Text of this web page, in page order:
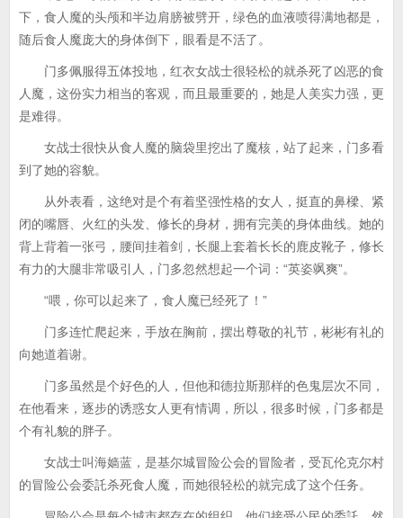
下，食人魔的头颅和半边肩膀被劈开，绿色的血液喷得满地都是，
随后食人魔庞大的身体倒下，眼看是不活了。
门多佩服得五体投地，红衣女战士很轻松的就杀死了凶恶的食
人魔，这份实力相当的客观，而且最重要的，她是人美实力强，更
是难得。
女战士很快从食人魔的脑袋里挖出了魔核，站了起来，门多看
到了她的容貌。
从外表看，这绝对是个有着坚强性格的女人，挺直的鼻樑、紧
闭的嘴唇、火红的头发、修长的身材，拥有完美的身体曲线。她的
背上背着一张弓，腰间挂着剑，长腿上套着长长的鹿皮靴子，修长
有力的大腿非常吸引人，门多忽然想起一个词：“英姿飒爽”。
“喂，你可以起来了，食人魔已经死了！”
门多连忙爬起来，手放在胸前，摆出尊敬的礼节，彬彬有礼的
向她道着谢。
门多虽然是个好色的人，但他和德拉斯那样的色鬼层次不同，
在他看来，逐步的诱惑女人更有情调，所以，很多时候，门多都是
个有礼貌的胖子。
女战士叫海嫱蓝，是基尔城冒险公会的冒险者，受瓦伦克尔村
的冒险公会委託杀死食人魔，而她很轻松的就完成了这个任务。